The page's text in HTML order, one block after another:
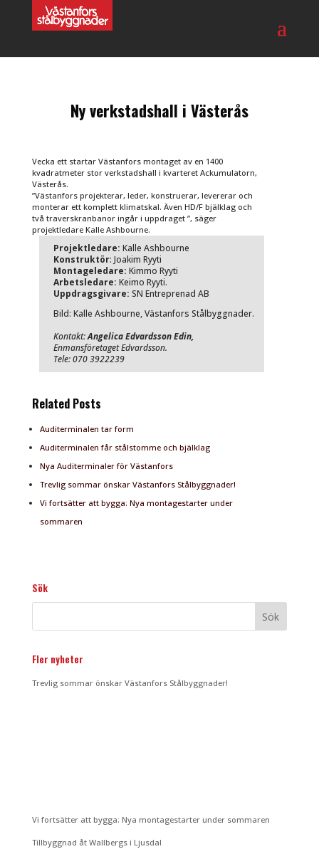
Ny verkstadshall i Västerås
Vecka ett startar Västanfors montaget av en 1400
kvadratmeter stor verkstadshall i kvarteret Ackumulatorn,
Västerås.
”Västanfors projekterar, leder, konstruerar, levererar och
monterar ett komplett klimatskal. Även HD/F bjälklag och
två traverskranbanor ingår i uppdraget ”, säger
projektledare Kalle Ashbourne.
Projektledare: Kalle Ashbourne
Konstruktör: Joakim Ryyti
Montageledare: Kimmo Ryyti
Arbetsledare: Keimo Ryyti.
Uppdragsgivare: SN Entreprenad AB
Bild: Kalle Ashbourne, Västanfors Stålbyggnader.
Kontakt:Angelica Edvardsson Edin,
Enmansföretaget Edvardsson.
Tele: 070 3922239
Related Posts
Auditerminalen tar form
Auditerminalen får stålstomme och bjälklag
Nya Auditerminaler för Västanfors
Trevlig sommar önskar Västanfors Stålbyggnader!
Vi fortsätter att bygga: Nya montagestarter under
sommaren
Sök
Fler nyheter
Trevlig sommar önskar Västanfors Stålbyggnader!
Vi fortsätter att bygga: Nya montagestarter under sommaren
Tillbyggnad åt Wallbergs i Ljusdal